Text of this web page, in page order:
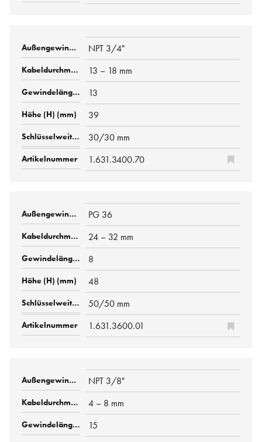
NPT 3/4"
13 – 18 mm
13
39
30/30 mm
1.631.3400.70
PG 36
24 – 32 mm
8
48
50/50 mm
1.631.3600.01
NPT 3/8"
4 – 8 mm
15